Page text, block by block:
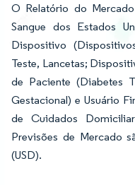
O Relatório do
Sangue dos Estados
Dispositivo
Teste, Lancetas;
de Paciente (Diabetes
Gestacional) e Usuário
de Cuidados
Previsões de Mercado
(USD).